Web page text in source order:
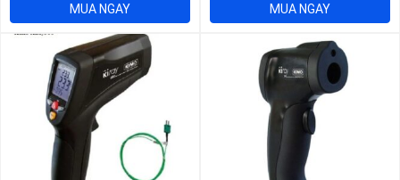
MUA NGAY
MUA NGAY